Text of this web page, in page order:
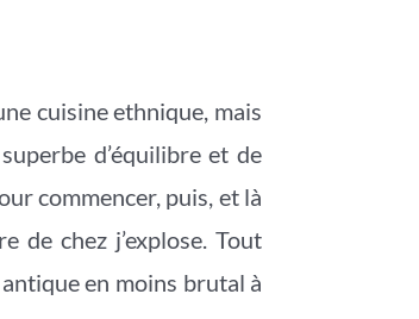
cuisine ethnique, mais
d’équilibre et de
commencer, puis, et là
de chez j’explose. Tout
en moins brutal à